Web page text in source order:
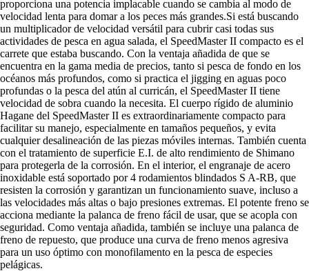
proporciona una potencia implacable cuando se cambia al modo de
velocidad lenta para domar a los peces más grandes.Si está buscando
un multiplicador de velocidad versátil para cubrir casi todas sus
actividades de pesca en agua salada, el SpeedMaster II compacto es el
carrete que estaba buscando. Con la ventaja añadida de que se
encuentra en la gama media de precios, tanto si pesca de fondo en los
océanos más profundos, como si practica el jigging en aguas poco
profundas o la pesca del atún al curricán, el SpeedMaster II tiene
velocidad de sobra cuando la necesita. El cuerpo rígido de aluminio
Hagane del SpeedMaster II es extraordinariamente compacto para
facilitar su manejo, especialmente en tamaños pequeños, y evita
cualquier desalineación de las piezas móviles internas. También cuenta
con el tratamiento de superficie E.I. de alto rendimiento de Shimano
para protegerla de la corrosión. En el interior, el engranaje de acero
inoxidable está soportado por 4 rodamientos blindados S A-RB, que
resisten la corrosión y garantizan un funcionamiento suave, incluso a
las velocidades más altas o bajo presiones extremas. El potente freno se
acciona mediante la palanca de freno fácil de usar, que se acopla con
seguridad. Como ventaja añadida, también se incluye una palanca de
freno de repuesto, que produce una curva de freno menos agresiva
para un uso óptimo con monofilamento en la pesca de especies
pelágicas.